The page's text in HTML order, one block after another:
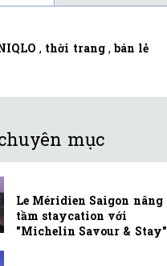
, thời trang,bán lẻ
mục
Le Méridien Saigon nâng
tầm staycation với
"Michelin Savour & Stay"